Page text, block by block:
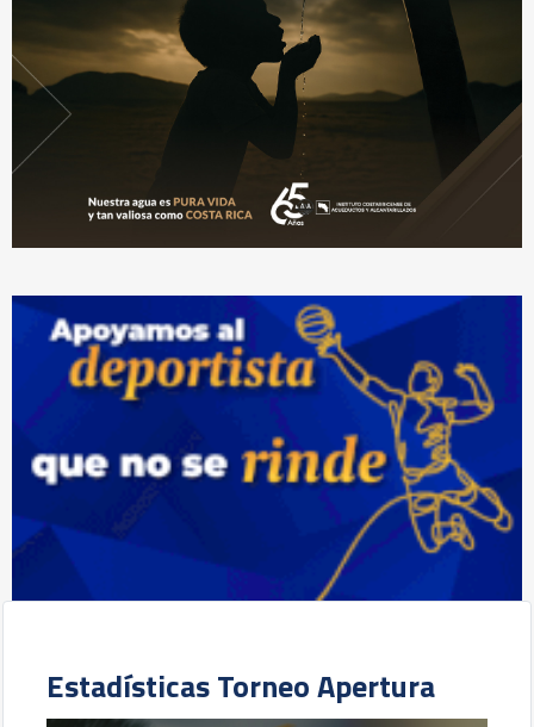
Estadísticas Torneo Apertura